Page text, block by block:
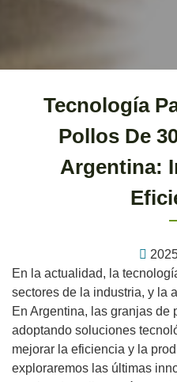
Tecnología
Pollos De
Argentina:
En la actualidad, la
sectores de la industria, y la
En Argentina, las granjas de
adoptando soluciones
mejorar la eficiencia y la
exploraremos las últimas